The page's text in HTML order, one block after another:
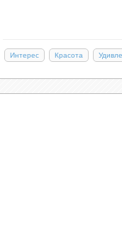
Беседка в саду
домике. Гости
Интерес Красота